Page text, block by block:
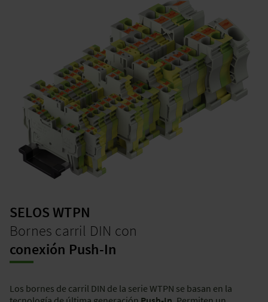
SELOS WTPN
Bornes carril DIN con
conexión Push-In
Los bornes de carril DIN de la serie WTPN se basan en la